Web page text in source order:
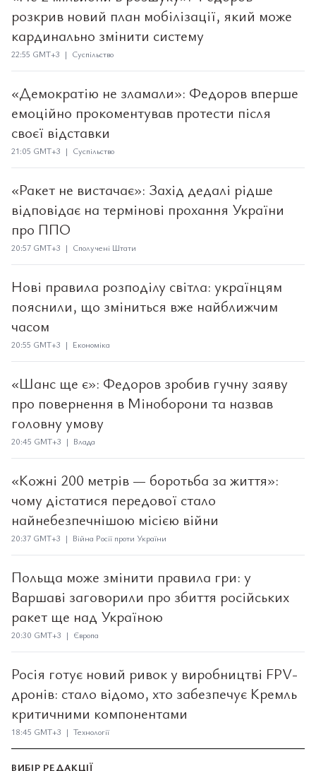
розкрив новий план мобілізації, який може
кардинально змінити систему
22:55 GMT+3 | Суспільство
«Демократію не зламали»: Федоров вперше
емоційно прокоментував протести після
своєї відставки
21:05 GMT+3 | Суспільство
«Ракет не вистачає»: Захід дедалі рідше
відповідає на термінові прохання України
про ППО
20:57 GMT+3 | Сполучені Штати
Нові правила розподілу світла: українцям
пояснили, що зміниться вже найближчим
часом
20:55 GMT+3 | Економіка
«Шанс ще є»: Федоров зробив гучну заяву
про повернення в Міноборони та назвав
головну умову
20:45 GMT+3 | Влада
«Кожні 200 метрів — боротьба за життя»:
чому дістатися передової стало
найнебезпечнішою місією війни
20:37 GMT+3 | Війна Росії проти України
Польща може змінити правила гри: у
Варшаві заговорили про збиття російських
ракет ще над Україною
20:30 GMT+3 | Європа
Росія готує новий ривок у виробництві FPV-
дронів: стало відомо, хто забезпечує Кремль
критичними компонентами
18:45 GMT+3 | Технології
ВИБІР РЕДАКЦІЇ